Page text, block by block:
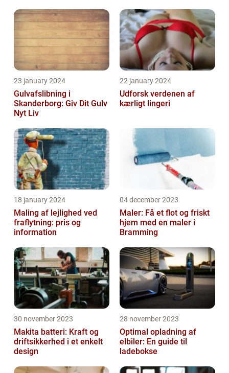
23 january 2024
Gulvafslibning i
Skanderborg: Giv Dit Gulv
Nyt Liv
22 january 2024
Udforsk verdenen af
kærligt lingeri
18 january 2024
Maling af lejlighed ved
fraflytning: pris og
information
04 december 2023
Maler: Få et flot og friskt
hjem med en maler i
Bramming
30 november 2023
Makita batteri: Kraft og
driftsikkerhed i et enkelt
design
28 november 2023
Optimal opladning af
elbiler: En guide til
ladebokse